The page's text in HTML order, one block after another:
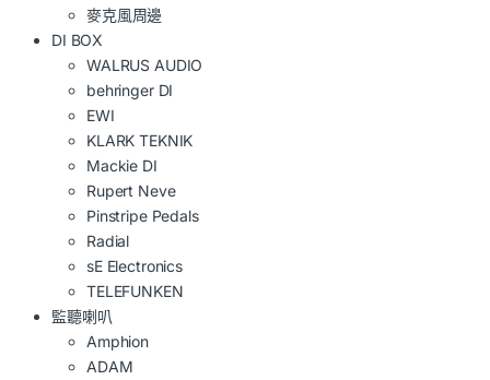
麥克風周邊
DI BOX
WALRUS AUDIO
behringer DI
EWI
KLARK TEKNIK
Mackie DI
Rupert Neve
Pinstripe Pedals
Radial
sE Electronics
TELEFUNKEN
監聽喇叭
Amphion
ADAM